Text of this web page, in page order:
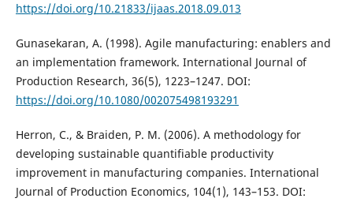
https://doi.org/10.21833/ijaas.2018.09.013
Gunasekaran, A. (1998). Agile manufacturing: enablers and
an implementation framework. International Journal of
Production Research, 36(5), 1223–1247. DOI:
https://doi.org/10.1080/002075498193291
Herron, C., & Braiden, P. M. (2006). A methodology for
developing sustainable quantifiable productivity
improvement in manufacturing companies. International
Journal of Production Economics, 104(1), 143–153. DOI: